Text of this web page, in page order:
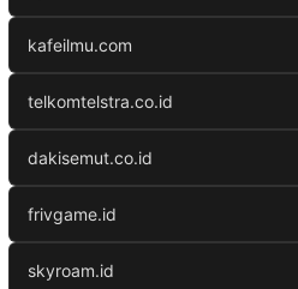
kafeilmu.com
telkomtelstra.co.id
dakisemut.co.id
frivgame.id
skyroam.id